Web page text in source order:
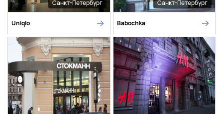
Санкт-Петербург
Uniqlo
Санкт-Петербург
Babochka